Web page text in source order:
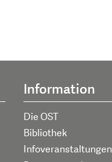
Information
Die OST
Bibliothek
Infoveranstaltungen